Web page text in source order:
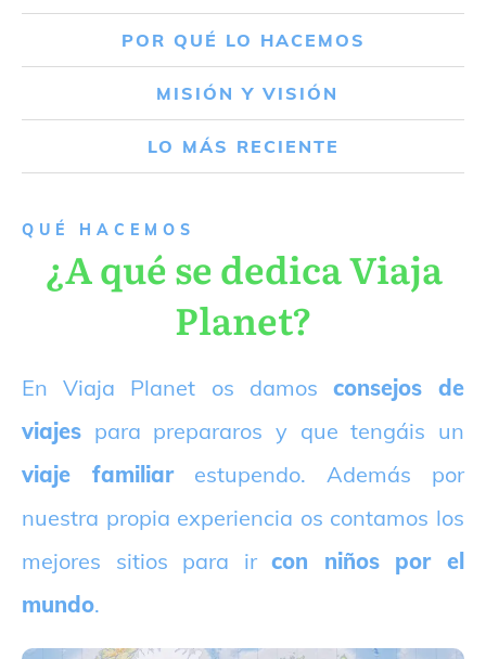
POR QUÉ LO HACEMOS
MISIÓN Y VISIÓN
LO MÁS RECIENTE
QUÉ HACEMOS
¿A qué se dedica Viaja
Planet?
En Viaja Planet os damos consejos de
viajes para prepararos y que tengáis un
viaje familiarestupendo. Además por
nuestra propia experiencia os contamos los
mejores sitios para ircon niños por el
mundo.